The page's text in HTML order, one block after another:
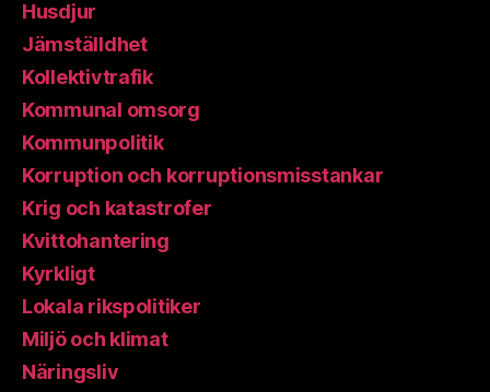
Husdjur
Jämställdhet
Kollektivtrafik
Kommunal omsorg
Kommunpolitik
Korruption och korruptionsmisstankar
Krig och katastrofer
Kvittohantering
Kyrkligt
Lokala rikspolitiker
Miljö och klimat
Näringsliv